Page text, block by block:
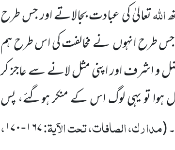
اللہتعالیٰ کی عبادت بجالاتے اور جس طرح
جس طرح انہوں نے مخالفت کی اس طرح ہم
و اشرف اور اپنی مثل لانے سے عاجز کر
ہوا تو یہی لوگ اس کے منکر ہوگئے، پس
(مدارک، الصافات، تحت الآیۃ:۱۶۷-۱۷۰،